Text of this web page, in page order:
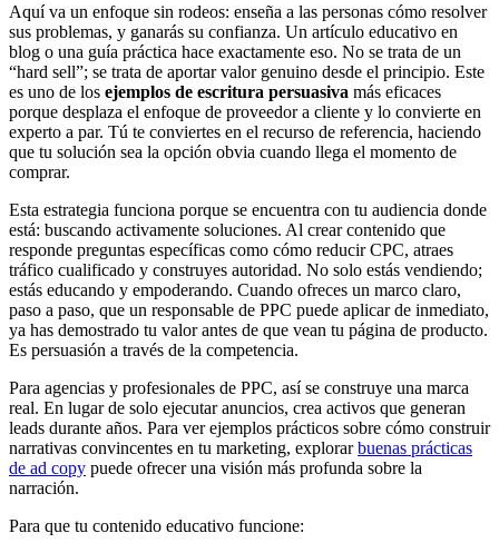
Aquí va un enfoque sin rodeos: enseña a las personas cómo resolver
sus problemas, y ganarás su confianza. Un artículo educativo en
blog o una guía práctica hace exactamente eso. No se trata de un
“hard sell”; se trata de aportar valor genuino desde el principio. Este
es uno de los ejemplos de escritura persuasiva más eficaces
porque desplaza el enfoque de proveedor a cliente y lo convierte en
experto a par. Tú te conviertes en el recurso de referencia, haciendo
que tu solución sea la opción obvia cuando llega el momento de
comprar.
Esta estrategia funciona porque se encuentra con tu audiencia donde
está: buscando activamente soluciones. Al crear contenido que
responde preguntas específicas como cómo reducir CPC, atraes
tráfico cualificado y construyes autoridad. No solo estás vendiendo;
estás educando y empoderando. Cuando ofreces un marco claro,
paso a paso, que un responsable de PPC puede aplicar de inmediato,
ya has demostrado tu valor antes de que vean tu página de producto.
Es persuasión a través de la competencia.
Para agencias y profesionales de PPC, así se construye una marca
real. En lugar de solo ejecutar anuncios, crea activos que generan
leads durante años. Para ver ejemplos prácticos sobre cómo construir
narrativas convincentes en tu marketing, explorarbuenas prácticas
de ad copy puede ofrecer una visión más profunda sobre la
narración.
Para que tu contenido educativo funcione: